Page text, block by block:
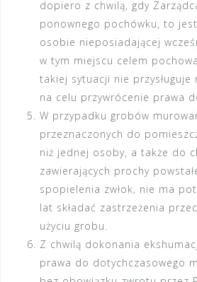
dopiero z chwilą, gdy
ponownego pochówku, to
osobie nieposiadającej
w tym miejscu celem
takiej sytuacji nie przysługuje
na celu przywrócenie prawa
W przypadku grobów
przeznaczonych do
niż jednej osoby, a także do
zawierających prochy
spopielenia zwłok, nie ma
lat składać zastrzeżenia
użyciu grobu.
Z chwilą dokonania
prawa do dotychczasowego